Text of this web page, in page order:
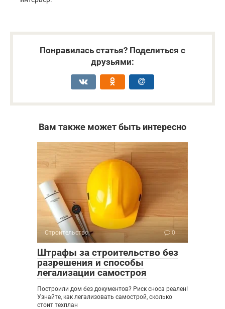
Понравилась статья? Поделиться с
друзьями:
Вам также может быть интересно
Строительство 0
Штрафы за строительство без
разрешения и способы
легализации самостроя
Построили дом без документов? Риск сноса реален!
Узнайте, как легализовать самострой, сколько
стоит техплан